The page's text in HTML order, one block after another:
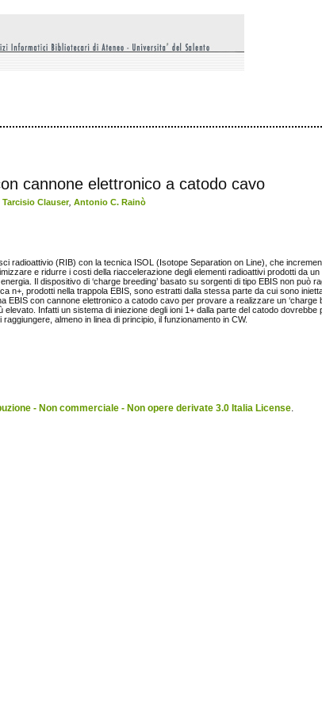
cannone elettronico a catodo cavo
,Tarcisio Clauser,Antonio C. Rainò
radioattivio (RIB) con la tecnica ISOL (Isotope Separation on Line), che
e ridurre i costi della riaccelerazione degli elementi radioattivi prodotti da
Il dispositivo di ‘charge breeding’ basato su sorgenti di tipo EBIS non può
n+, prodotti nella trappola EBIS, sono estratti dalla stessa parte da cui sono
con cannone elettronico a catodo cavo per provare a realizzare un ‘charge
Infatti un sistema di iniezione degli ioni 1+ dalla parte del catodo dovrebbe
almeno in linea di principio, il funzionamento in CW.
- Non commerciale - Non opere derivate 3.0 Italia License.